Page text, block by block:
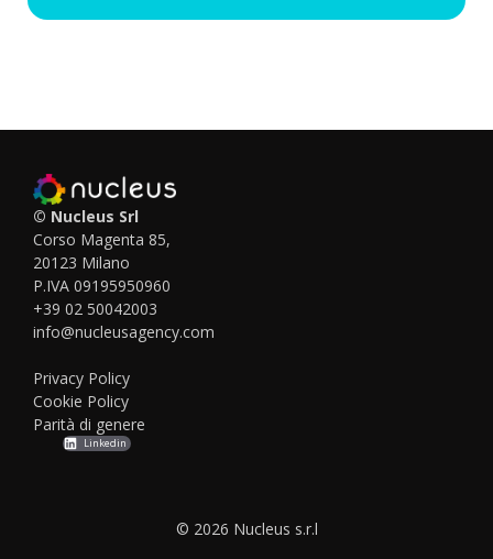
© Nucleus Srl
Corso Magenta 85,
20123 Milano
P.IVA 09195950960
+39 02 50042003
info@nucleusagency.com
Privacy Policy
Cookie Policy
Parità di genere
Linkedin
© 2026 Nucleus s.r.l